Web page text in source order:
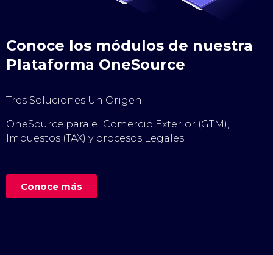
Conoce los módulos de nuestra
Plataforma OneSource
Tres Soluciones Un Origen
OneSource para el Comercio Exterior (GTM),
Impuestos (TAX) y procesos Legales.
Conoce más